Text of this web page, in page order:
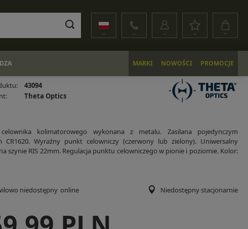
MARKI NOWOŚCI PROMOCJE
43094
Theta Optics
kolimatorowego wykonana z metalu. Zasilana pojedynczym
CR1620. Wyraźny punkt celowniczy (czerwony lub zielony). Uniwersalny
szynie RIS 22mm. Regulacja punktu celowniczego w pionie i poziomie. Kolor:
niedostępny online Niedostępny stacjonarnie